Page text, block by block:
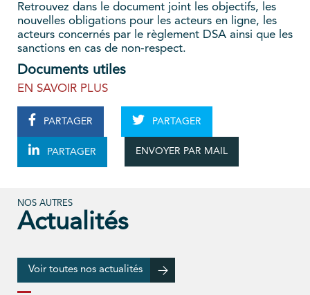
Retrouvez dans le document joint les objectifs, les
nouvelles obligations pour les acteurs en ligne, les
acteurs concernés par le règlement DSA ainsi que les
sanctions en cas de non-respect.
Documents utiles
EN SAVOIR PLUS
PARTAGER PARTAGER
PARTAGER ENVOYER PAR MAIL
NOS AUTRES
Actualités
Voir toutes nos actualités